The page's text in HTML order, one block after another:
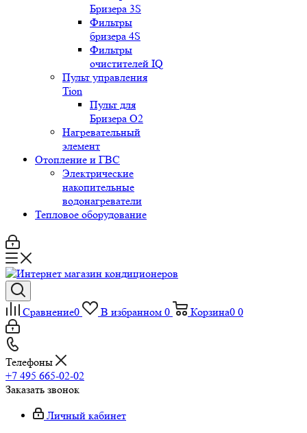
Бризера 3S
Фильтры
бризера 4S
Фильтры
очистителей IQ
Пульт управления
Tion
Пульт для
Бризера O2
Нагревательный
элемент
Отопление и ГВС
Электрические
накопительные
водонагреватели
Тепловое оборудование
Сравнение0 В избранном 0 Корзина0 0
Телефоны
+7 495 665-02-02
Заказать звонок
Личный кабинет